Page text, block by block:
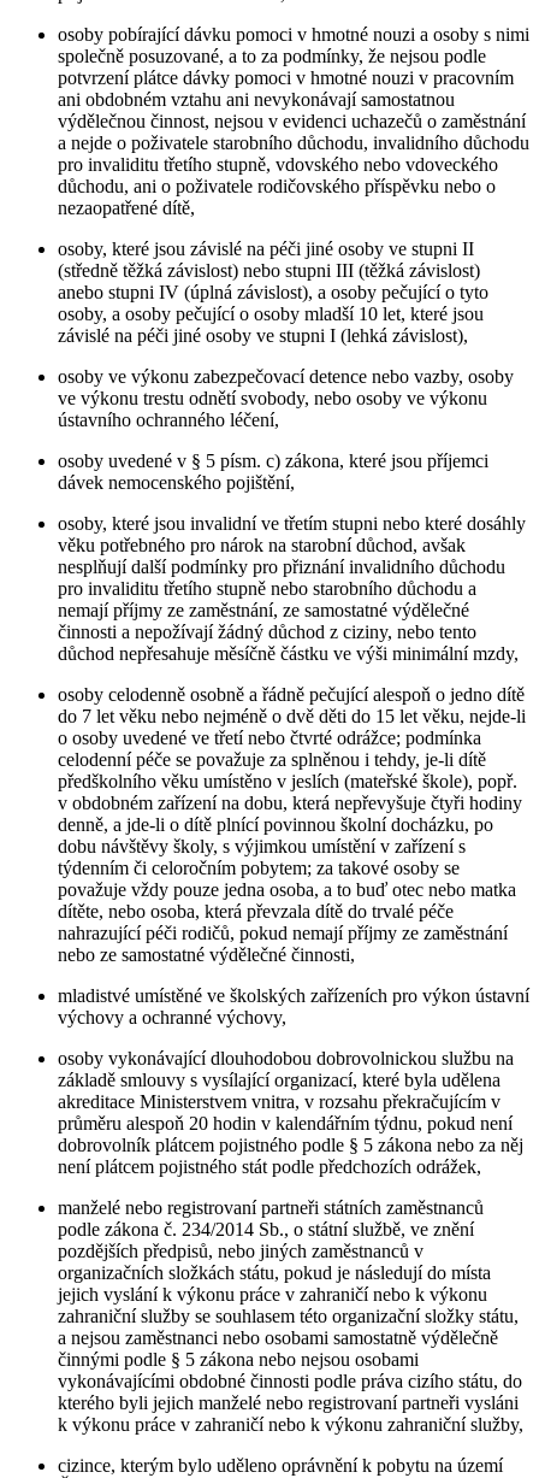
osoby pobírající dávku pomoci v hmotné nouzi a osoby s nimi
společně posuzované, a to za podmínky, že nejsou podle
potvrzení plátce dávky pomoci v hmotné nouzi v pracovním
ani obdobném vztahu ani nevykonávají samostatnou
výdělečnou činnost, nejsou v evidenci uchazečů o zaměstnání
a nejde o poživatele starobního důchodu, invalidního důchodu
pro invaliditu třetího stupně, vdovského nebo vdoveckého
důchodu, ani o poživatele rodičovského příspěvku nebo o
nezaopatřené dítě,
osoby, které jsou závislé na péči jiné osoby ve stupni II
(středně těžká závislost) nebo stupni III (těžká závislost)
anebo stupni IV (úplná závislost), a osoby pečující o tyto
osoby, a osoby pečující o osoby mladší 10 let, které jsou
závislé na péči jiné osoby ve stupni I (lehká závislost),
osoby ve výkonu zabezpečovací detence nebo vazby, osoby
ve výkonu trestu odnětí svobody, nebo osoby ve výkonu
ústavního ochranného léčení,
osoby uvedené v § 5 písm. c) zákona, které jsou příjemci
dávek nemocenského pojištění,
osoby, které jsou invalidní ve třetím stupni nebo které dosáhly
věku potřebného pro nárok na starobní důchod, avšak
nesplňují další podmínky pro přiznání invalidního důchodu
pro invaliditu třetího stupně nebo starobního důchodu a
nemají příjmy ze zaměstnání, ze samostatné výdělečné
činnosti a nepožívají žádný důchod z ciziny, nebo tento
důchod nepřesahuje měsíčně částku ve výši minimální mzdy,
osoby celodenně osobně a řádně pečující alespoň o jedno dítě
do 7 let věku nebo nejméně o dvě děti do 15 let věku, nejde-li
o osoby uvedené ve třetí nebo čtvrté odrážce; podmínka
celodenní péče se považuje za splněnou i tehdy, je-li dítě
předškolního věku umístěno v jeslích (mateřské škole), popř.
v obdobném zařízení na dobu, která nepřevyšuje čtyři hodiny
denně, a jde-li o dítě plnící povinnou školní docházku, po
dobu návštěvy školy, s výjimkou umístění v zařízení s
týdenním či celoročním pobytem; za takové osoby se
považuje vždy pouze jedna osoba, a to buď otec nebo matka
dítěte, nebo osoba, která převzala dítě do trvalé péče
nahrazující péči rodičů, pokud nemají příjmy ze zaměstnání
nebo ze samostatné výdělečné činnosti,
mladistvé umístěné ve školských zařízeních pro výkon ústavní
výchovy a ochranné výchovy,
osoby vykonávající dlouhodobou dobrovolnickou službu na
základě smlouvy s vysílající organizací, které byla udělena
akreditace Ministerstvem vnitra, v rozsahu překračujícím v
průměru alespoň 20 hodin v kalendářním týdnu, pokud není
dobrovolník plátcem pojistného podle § 5 zákona nebo za něj
není plátcem pojistného stát podle předchozích odrážek,
manželé nebo registrovaní partneři státních zaměstnanců
podle zákona č. 234/2014 Sb., o státní službě, ve znění
pozdějších předpisů, nebo jiných zaměstnanců v
organizačních složkách státu, pokud je následují do místa
jejich vyslání k výkonu práce v zahraničí nebo k výkonu
zahraniční služby se souhlasem této organizační složky státu,
a nejsou zaměstnanci nebo osobami samostatně výdělečně
činnými podle § 5 zákona nebo nejsou osobami
vykonávajícími obdobné činnosti podle práva cizího státu, do
kterého byli jejich manželé nebo registrovaní partneři vysláni
k výkonu práce v zahraničí nebo k výkonu zahraniční služby,
cizince, kterým bylo uděleno oprávnění k pobytu na území